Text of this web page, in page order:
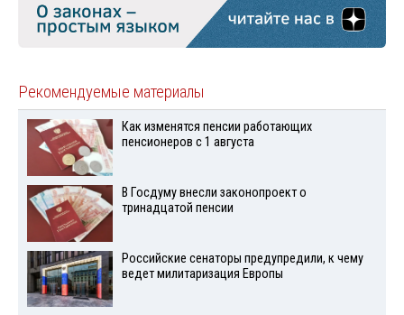
Рекомендуемые материалы
Как изменятся пенсии работающих
пенсионеров с 1 августа
В Госдуму внесли законопроект о
тринадцатой пенсии
Российские сенаторы предупредили, к чему
ведет милитаризация Европы